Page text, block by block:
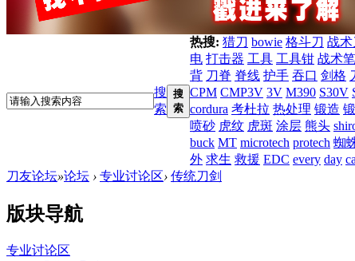
搜
索
搜
索
热搜: 猎刀 bowie 格斗刀 战术
电 打击器 工具 工具钳 战术笔
背 刀脊 脊线 护手 吞口 剑格
CPM CMP3V 3V M390 S30V
cordura 考杜拉 热处理 锻造
喷砂 虎纹 虎斑 涂层 熊头
buck MT microtech protech 蜘
外 求生 救援 EDC every day
刀友论坛»论坛 › 专业讨论区› 传统刀剑
版块导航
专业讨论区